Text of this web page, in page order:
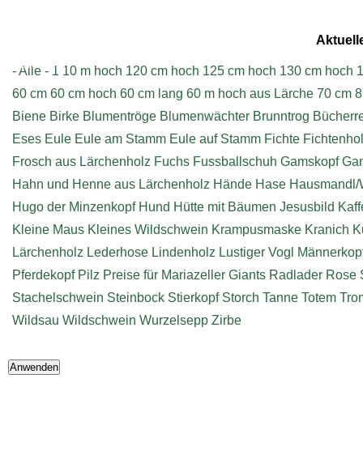
- Alle - 1 10 m hoch 120 cm hoch 125 cm hoch 130 cm hoch
60 cm 60 cm hoch 60 cm lang 60 m hoch aus Lärche 70 cm
Biene Birke Blumentröge Blumenwächter Brunntrog
Eses Eule Eule am Stamm Eule auf Stamm Fichte
Frosch aus Lärchenholz Fuchs Fussballschuh Gamskopf
Hahn und Henne aus Lärchenholz Hände Hase Hausmandl/
Hugo der Minzenkopf Hund Hütte mit Bäumen Jesusbild
Kleine Maus Kleines Wildschwein Krampusmaske Kranich
Lärchenholz Lederhose Lindenholz Lustiger Vogl
Pferdekopf Pilz Preise für Mariazeller Giants Radlader Rose
Stachelschwein Steinbock Stierkopf Storch Tanne Totem
Wildsau Wildschwein Wurzelsepp Zirbe
Impressum